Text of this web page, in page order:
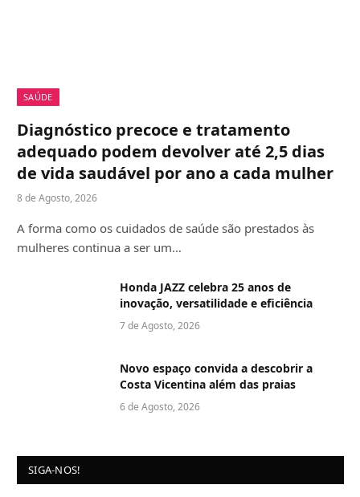
SAÚDE
Diagnóstico precoce e tratamento
adequado podem devolver até 2,5 dias
de vida saudável por ano a cada mulher
8 de Agosto, 2026
A forma como os cuidados de saúde são prestados às
mulheres continua a ser um…
Honda JAZZ celebra 25 anos de
inovação, versatilidade e eficiência
7 de Agosto, 2026
Novo espaço convida a descobrir a
Costa Vicentina além das praias
6 de Agosto, 2026
SIGA-NOS!